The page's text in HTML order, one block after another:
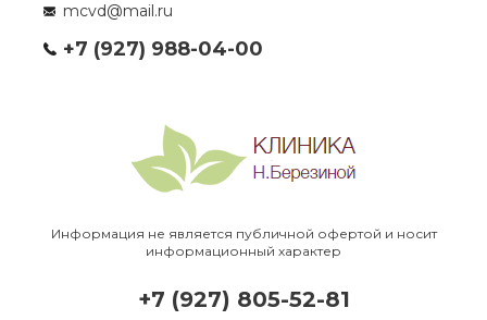
mcvd@mail.ru
+7 (927) 988-04-00
Информация не является публичной офертой и носит
информационный характер
+7 (927) 805-52-81